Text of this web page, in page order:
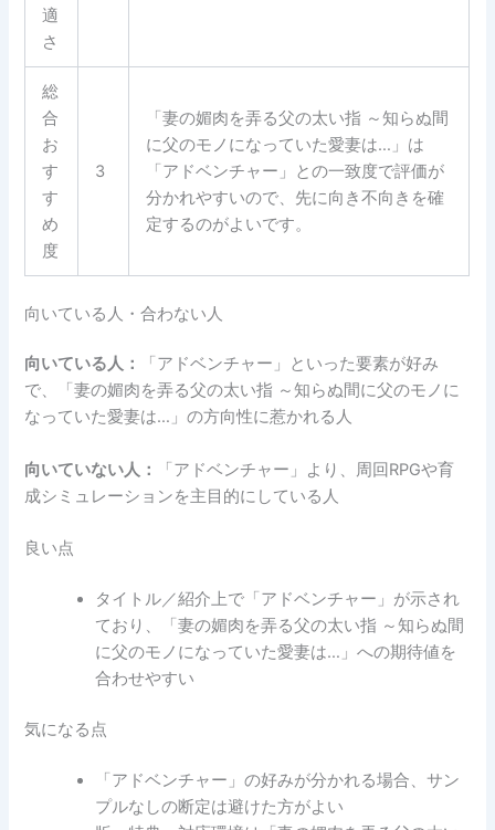
適
さ
総
合
お
す
す
め
度
3
「妻の媚肉を弄る父の太い指 ～知らぬ間
に父のモノになっていた愛妻は…」は
「アドベンチャー」との一致度で評価が
分かれやすいので、先に向き不向きを確
定するのがよいです。
向いている人・合わない人
向いている人：
「アドベンチャー」といった要素が好み
で、「妻の媚肉を弄る父の太い指 ～知らぬ間に父のモノに
なっていた愛妻は…」の方向性に惹かれる人
向いていない人：
「アドベンチャー」より、周回RPGや育
成シミュレーションを主目的にしている人
良い点
タイトル／紹介上で「アドベンチャー」が示され
ており、「妻の媚肉を弄る父の太い指 ～知らぬ間
に父のモノになっていた愛妻は…」への期待値を
合わせやすい
気になる点
「アドベンチャー」の好みが分かれる場合、サン
プルなしの断定は避けた方がよい